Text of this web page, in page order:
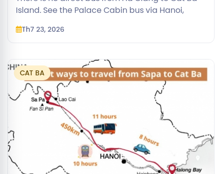
Island. See the Palace Cabin bus via Hanoi,
Th7 23, 2026
CAT BA